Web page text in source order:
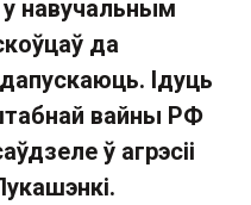
у навучальным
да
Ідуць
вайны РФ
ў агрэсіі